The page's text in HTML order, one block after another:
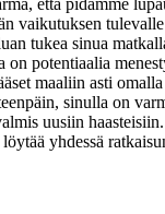
vaikutuksen
tukea sinua
on potentiaalia
maaliin asti
sinulla on
uusiin haasteisiin.
yhdessä